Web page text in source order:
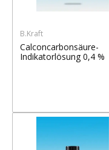
B.Kraft
Calconcarbonsäure-
Indikatorlösung 0,4 %